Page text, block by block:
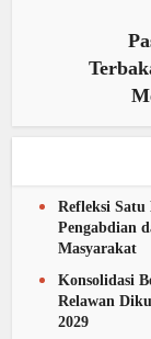
Refleksi
Pengabdian
Masyarakat
Konsolidasi
Relawan
2029